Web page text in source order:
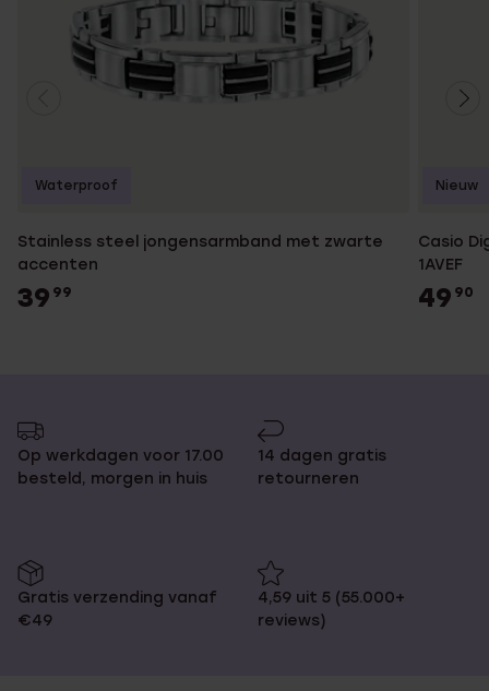
Stainless steel jongensarmband met zwarte
accenten
39 99
Waterproof
Casio
1AVEF
49 90
Nieuw
Op werkdagen voor 17.00
besteld, morgen in huis
14 dagen gratis
retourneren
Gratis verzending vanaf
€49
4,59 uit 5 (55.000+
reviews)